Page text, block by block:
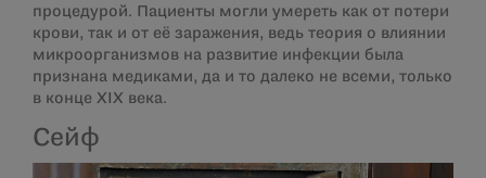
процедурой. Пациенты могли умереть как от потери
крови, так и от её заражения, ведь теория о влиянии
микроорганизмов на развитие инфекции была
признана медиками, да и то далеко не всеми, только
в конце XIX века.
Сейф